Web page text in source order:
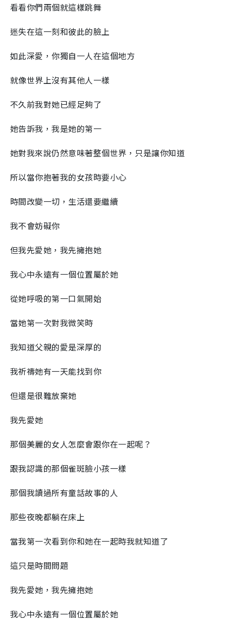
看看你們兩個就這樣跳舞
迷失在這一刻和彼此的臉上
如此深愛，你獨自一人在這個地方
就像世界上沒有其他人一樣
不久前我對她已經足夠了
她告訴我，我是她的第一
她對我來說仍然意味著整個世界，只是讓你知道
所以當你抱著我的女孩時要小心
時間改變一切，生活還要繼續
我不會妨礙你
但我先愛她，我先擁抱她
我心中永遠有一個位置屬於她
從她呼吸的第一口氣開始
當她第一次對我微笑時
我知道父親的愛是深厚的
我祈禱她有一天能找到你
但還是很難放棄她
我先愛她
那個美麗的女人怎麼會跟你在一起呢？
跟我認識的那個雀斑臉小孩一樣
那個我讀過所有童話故事的人
那些夜晚都躺在床上
當我第一次看到你和她在一起時我就知道了
這只是時間問題
我先愛她，我先擁抱她
我心中永遠有一個位置屬於她